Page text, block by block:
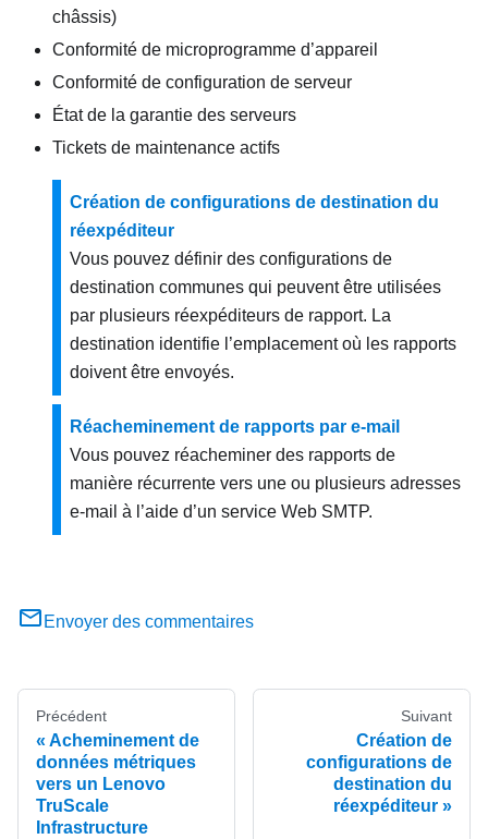
châssis)
Conformité de microprogramme d’appareil
Conformité de configuration de serveur
État de la garantie des serveurs
Tickets de maintenance actifs
Création de configurations de destination du
réexpéditeur
Vous pouvez définir des configurations de
destination communes qui peuvent être utilisées
par plusieurs réexpéditeurs de rapport. La
destination identifie l’emplacement où les rapports
doivent être envoyés.
Réacheminement de rapports par e-mail
Vous pouvez réacheminer des rapports de
manière récurrente vers une ou plusieurs adresses
e-mail à l’aide d’un service Web SMTP.
Envoyer des commentaires
Précédent
Acheminement de
données métriques
vers un Lenovo
TruScale
Infrastructure
Suivant
Création de
configurations de
destination du
réexpéditeur